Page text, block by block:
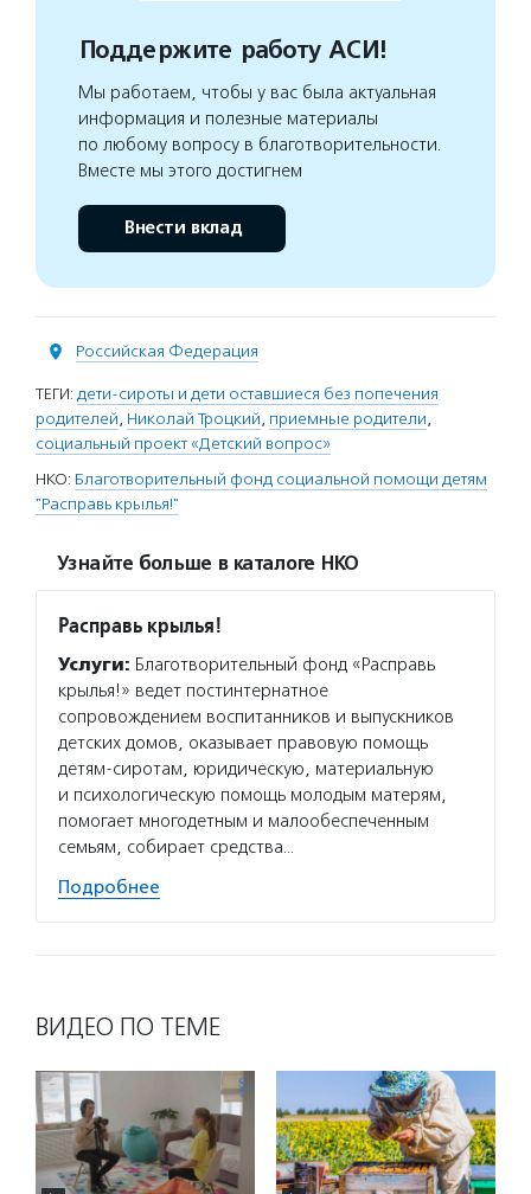
Поддержите работу АСИ!
Мы работаем, чтобы у вас была актуальная
информация и полезные материалы
по любому вопросу в благотворительности.
Вместе мы этого достигнем
Внести вклад
Российская Федерация
ТЕГИ: дети-сироты и дети оставшиеся без попечения
родителей, Николай Троцкий, приемные родители,
социальный проект «Детский вопрос»
НКО: Благотворительный фонд социальной помощи детям
"Расправь крылья!"
Узнайте больше в каталоге НКО
Расправь крылья!
Услуги: Благотворительный фонд «Расправь
крылья!» ведет постинтернатное
сопровождением воспитанников и выпускников
детских домов, оказывает правовую помощь
детям-сиротам, юридическую, материальную
и психологическую помощь молодым матерям,
помогает многодетным и малообеспеченным
семьям, собирает средства…
Подробнее
ВИДЕО ПО ТЕМЕ